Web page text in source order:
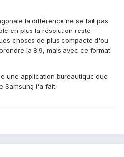
la différence ne se fait pas
en plus la résolution reste
choses de plus compacte d'ou
la 8.9, mais avec ce format
une application bureautique que
Samsung l'a fait.